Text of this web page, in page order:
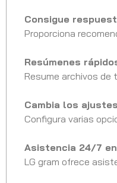
Consigue
Proporciona
Resúmenes
Resume archivos
Cambia los
Configura varias
Asistencia 24/7
LG gram ofrece